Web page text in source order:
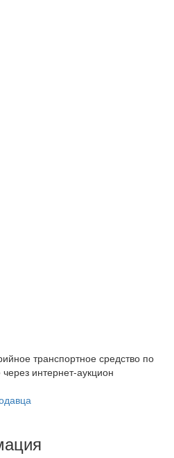
транспортное средство по
интернет-аукцион